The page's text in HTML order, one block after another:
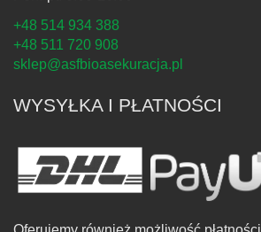
+48 514 934 388
+48 511 720 908
sklep@asfbioasekuracja.pl
WYSYŁKA I PŁATNOŚCI